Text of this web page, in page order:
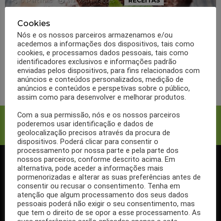
Receita dietética de
brownie vegetariano com
nozes
LER MAIS
Facebook Twitter
SIGA-NOS NO FACEBOOK
Cookies
Nós e os nossos parceiros armazenamos e/ou
acedemos a informações dos dispositivos, tais como
cookies, e processamos dados pessoais, tais como
identificadores exclusivos e informações padrão
enviadas pelos dispositivos, para fins relacionados com
anúncios e conteúdos personalizados, medição de
anúncios e conteúdos e perspetivas sobre o público,
assim como para desenvolver e melhorar produtos.
Com a sua permissão, nós e os nossos parceiros
poderemos usar identificação e dados de
geolocalização precisos através da procura de
dispositivos. Poderá clicar para consentir o
processamento por nossa parte e pela parte dos
nossos parceiros, conforme descrito acima. Em
alternativa, pode aceder a informações mais
pormenorizadas e alterar as suas preferências antes de
consentir ou recusar o consentimento. Tenha em
atenção que algum processamento dos seus dados
pessoais poderá não exigir o seu consentimento, mas
que tem o direito de se opor a esse processamento. As